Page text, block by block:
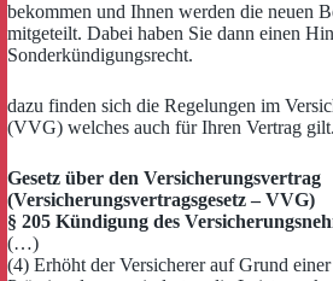
bekommen und Ihnen werden die neuen
mitgeteilt. Dabei haben Sie dann einen
Sonderkündigungsrecht.
dazu finden sich die Regelungen im
(VVG) welches auch für Ihren Vertrag
Gesetz über den Versicherungsvertrag
(Versicherungsvertragsgesetz – VVG)
§ 205 Kündigung des
(…)
(4) Erhöht der Versicherer auf Grund